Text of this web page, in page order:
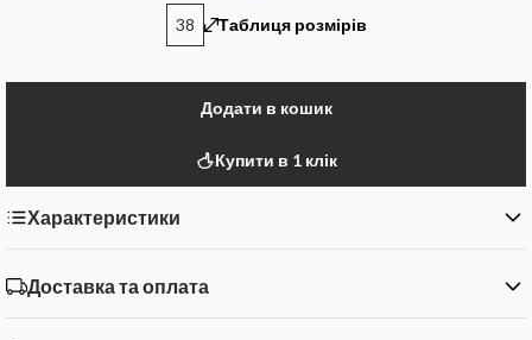
38 Таблиця розмірів
Додати в кошик
Купити в 1 клік
Характеристики
Доставка та оплата